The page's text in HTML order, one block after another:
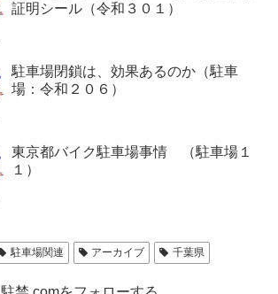
証明シール（令和３０１）
駐車場閉鎖は、効果あるのか（駐車
場：令和２０６）
東京都バイク駐車場事情 （駐車場１
１）
駐車場関連 アーカイブ 千葉県